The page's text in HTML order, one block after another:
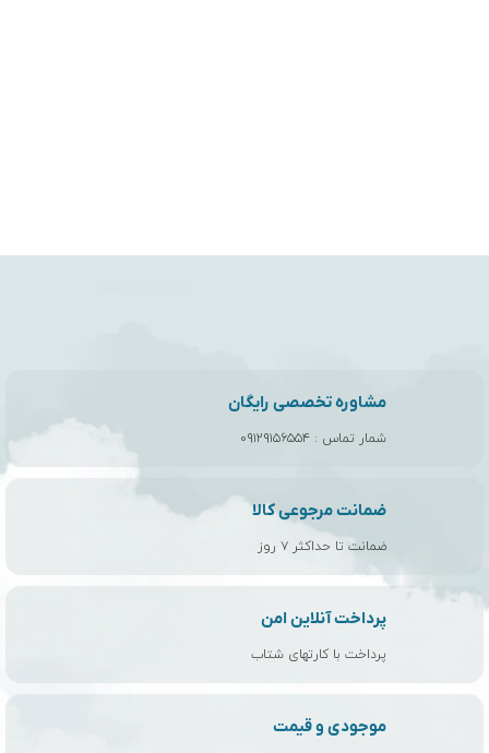
مشاوره تخصصی رایگان
شمار تماس : ۰۹۱۲۹۱۵۶۵۵۴
ضمانت مرجوعی کالا
ضمانت تا حداکثر ۷ روز
پرداخت آنلاین امن
پرداخت با کارتهای شتاب
موجودی و قیمت